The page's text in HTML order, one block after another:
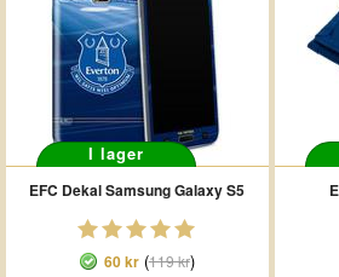
I lager
EFC Dekal Samsung Galaxy S5
60 kr(119 kr)